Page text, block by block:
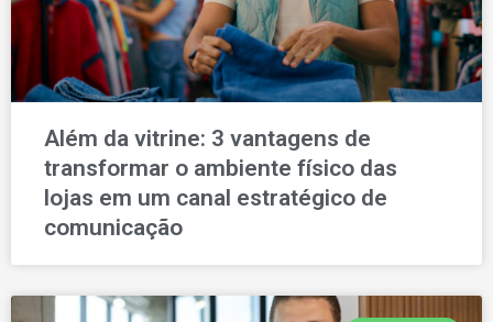
Além da vitrine: 3 vantagens de
transformar o ambiente físico das
lojas em um canal estratégico de
comunicação